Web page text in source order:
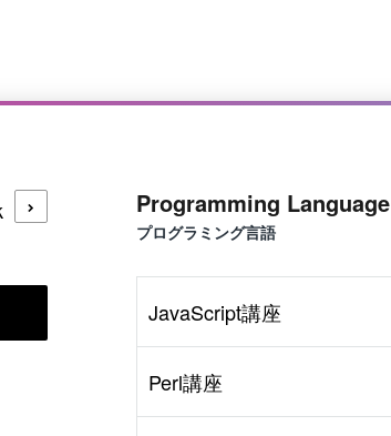
Programming Language
プログラミング言語
JavaScript講座
Perl講座